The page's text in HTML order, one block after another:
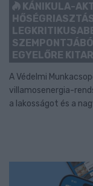
KÁNIKULA-
EGYELŐRE
A Védelmi
villamosenergia-
a lakosságot és a